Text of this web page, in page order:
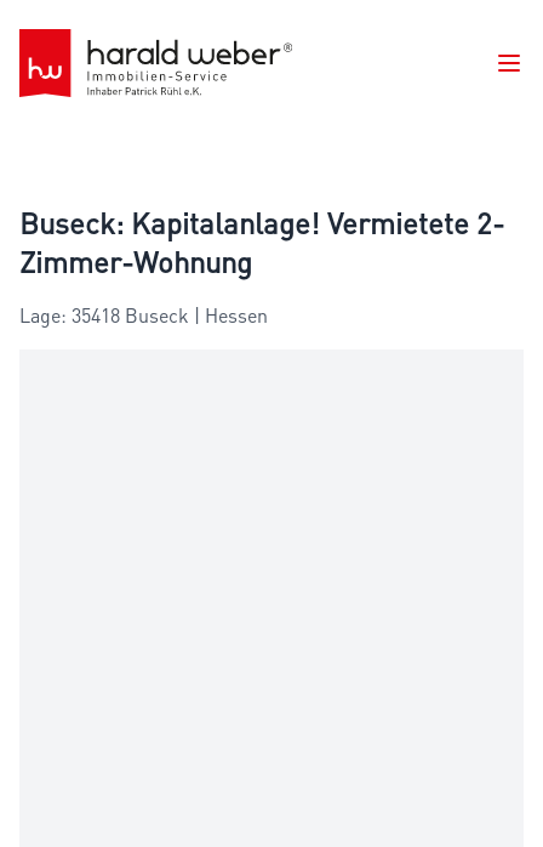
Buseck: Kapitalanlage! Vermietete 2-
Zimmer-Wohnung
Lage: 35418 Buseck | Hessen